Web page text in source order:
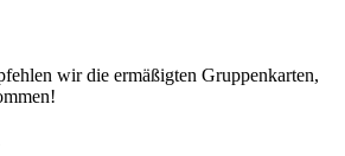
wir die ermäßigten Gruppenkarten,